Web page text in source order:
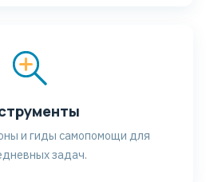
и гиды самопомощи для
задач.